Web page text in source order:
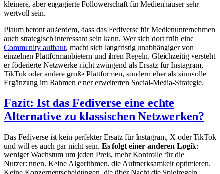
kleinere, aber engagierte Followerschaft für Medienhäuser sehr
wertvoll sein.
Plaum betont außerdem, dass das Fediverse für Medienunternehmen
auch strategisch interessant sein kann. Wer sich dort früh eine
Community aufbaut, macht sich langfristig unabhängiger von
einzelnen Plattformanbietern und ihren Regeln. Gleichzeitig versteht
er föderierte Netzwerke nicht zwingend als Ersatz für Instagram,
TikTok oder andere große Plattformen, sondern eher als sinnvolle
Ergänzung im Rahmen einer erweiterten Social-Media-Strategie.
Fazit: Ist das Fediverse eine echte
Alternative zu klassischen Netzwerken?
Das Fediverse ist kein perfekter Ersatz für Instagram, X oder TikTok
und will es auch gar nicht sein. Es folgt einer anderen Logik:
weniger Wachstum um jeden Preis, mehr Kontrolle für die
Nutzer:innen. Keine Algorithmen, die Aufmerksamkeit optimieren.